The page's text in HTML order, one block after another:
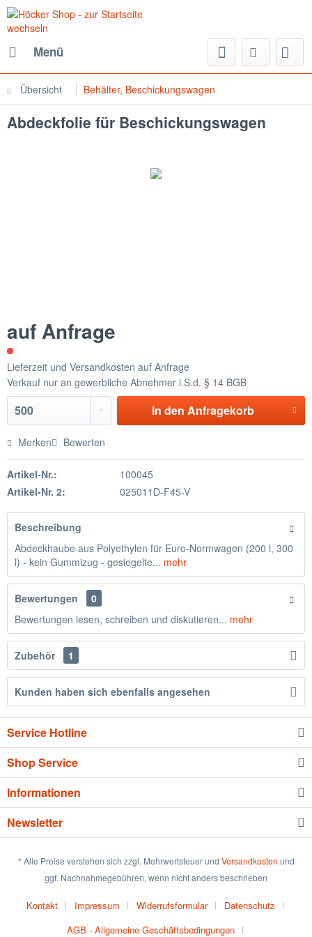
Menü
Übersicht Behälter, Beschickungswagen
Abdeckfolie für Beschickungswagen
auf Anfrage
Lieferzeit und Versandkosten auf Anfrage
Verkauf nur an gewerbliche Abnehmer i.S.d. § 14 BGB
In den Anfragekorb
Merken Bewerten
Artikel-Nr.:
100045
Artikel-Nr. 2:
025011D-F45-V
Beschreibung
Abdeckhaube aus Polyethylen für Euro-Normwagen (200 l, 300
l) - kein Gummizug - gesiegelte... mehr
Bewertungen
0
Bewertungen lesen, schreiben und diskutieren... mehr
Zubehör 1
Kunden haben sich ebenfalls angesehen
Service Hotline
Shop Service
Informationen
Newsletter
* Alle Preise verstehen sich zzgl. Mehrwertsteuer und Versandkosten und
ggf. Nachnahmegebühren, wenn nicht anders beschrieben
Kontakt Impressum Widerrufsformular
Datenschutz
AGB - Allgemeine Geschäftsbedingungen